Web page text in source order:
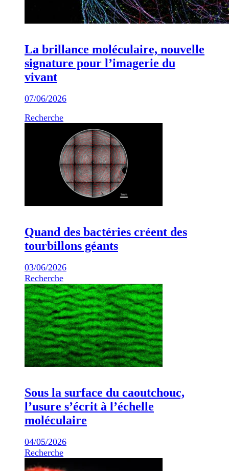
La brillance moléculaire, nouvelle
signature pour l’imagerie du
vivant
07/06/2026
Recherche
Quand des bactéries créent des
tourbillons géants
03/06/2026
Recherche
Sous la surface du caoutchouc,
l’usure s’écrit à l’échelle
moléculaire
04/05/2026
Recherche